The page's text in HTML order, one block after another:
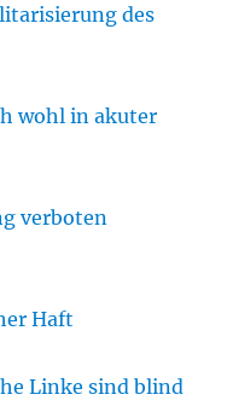
des
wohl in akuter
verboten
Haft
Linke sind blind